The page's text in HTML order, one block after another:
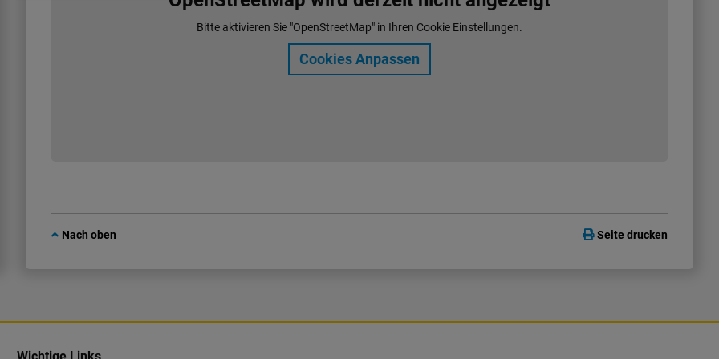
Bitte aktivieren Sie "OpenStreetMap" in Ihren Cookie Einstellungen.
Cookies Anpassen
Nach oben Seite drucken